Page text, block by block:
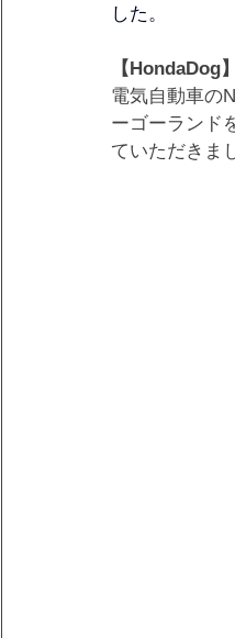
した。
【HondaDog
電気自動車の
ーゴーランド
ていただきま